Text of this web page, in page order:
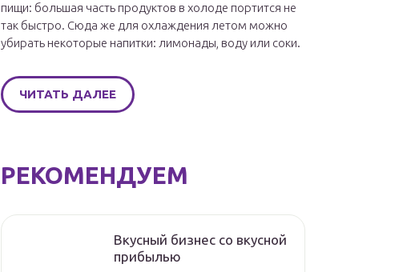
пищи: большая часть продуктов в холоде портится не
так быстро. Сюда же для охлаждения летом можно
убирать некоторые напитки: лимонады, воду или соки.
ЧИТАТЬ ДАЛЕЕ
РЕКОМЕНДУЕМ
Вкусный бизнес со вкусной
прибылью